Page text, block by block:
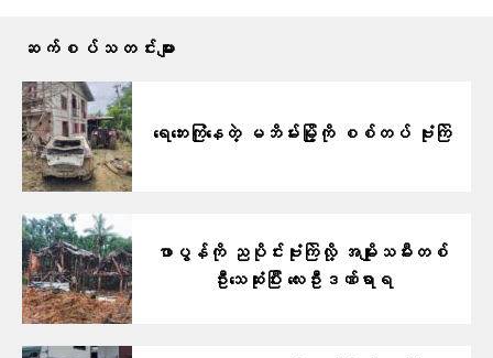
ဆက်စပ်သတင်းများ
ရေဘေးကြုံနေတဲ့ မဘိမ်းမြို့ကို စစ်တပ် ဗုံးကြဲ
ဖာပွန်ကို ညပိုင်းဗုံးကြဲလို့ အမျိုးသမီးတစ်
ဦးသေဆုံးပြီး လေးဦးဒဏ်ရာရ